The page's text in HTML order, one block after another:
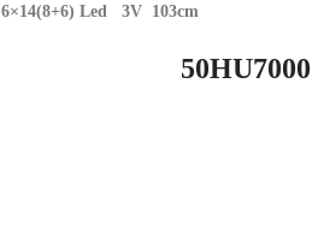
6×14(8+6) Led 3V 103cm